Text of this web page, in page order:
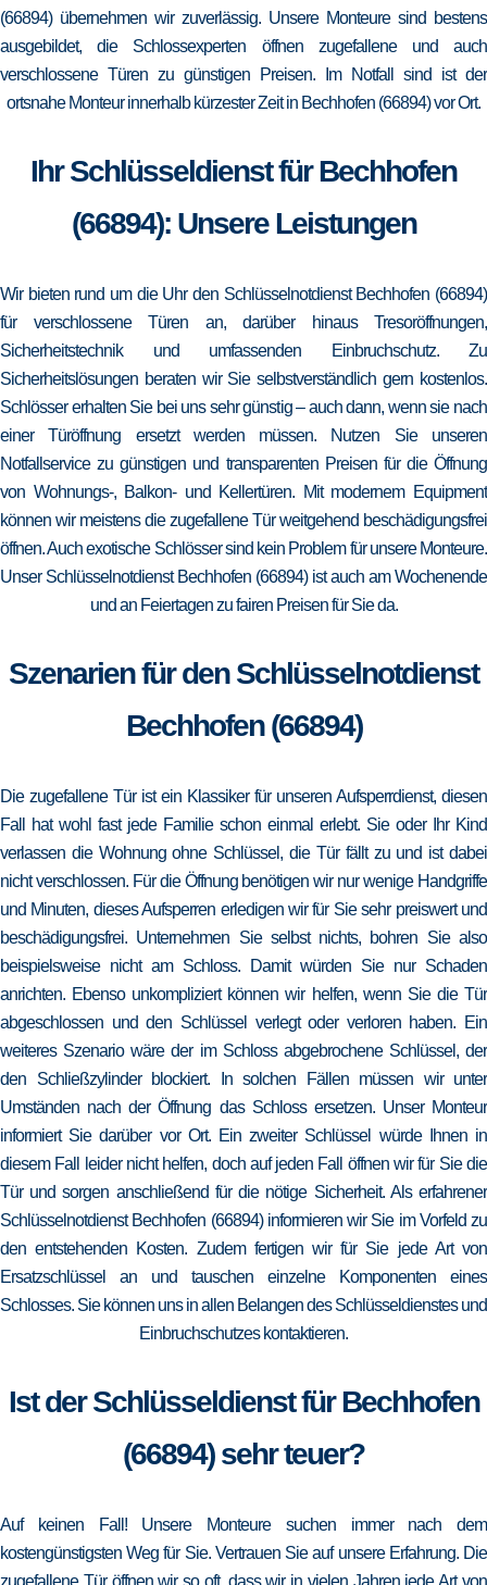
(66894) übernehmen wir zuverlässig. Unsere Monteure sind bestens
ausgebildet, die Schlossexperten öffnen zugefallene und auch
verschlossene Türen zu günstigen Preisen. Im Notfall sind ist der
ortsnahe Monteur innerhalb kürzester Zeit in Bechhofen (66894) vor Ort.
Ihr Schlüsseldienst für Bechhofen
(66894): Unsere Leistungen
Wir bieten rund um die Uhr den Schlüsselnotdienst Bechhofen (66894)
für verschlossene Türen an, darüber hinaus Tresoröffnungen,
Sicherheitstechnik und umfassenden Einbruchschutz. Zu
Sicherheitslösungen beraten wir Sie selbstverständlich gern kostenlos.
Schlösser erhalten Sie bei uns sehr günstig – auch dann, wenn sie nach
einer Türöffnung ersetzt werden müssen. Nutzen Sie unseren
Notfallservice zu günstigen und transparenten Preisen für die Öffnung
von Wohnungs-, Balkon- und Kellertüren. Mit modernem Equipment
können wir meistens die zugefallene Tür weitgehend beschädigungsfrei
öffnen. Auch exotische Schlösser sind kein Problem für unsere Monteure.
Unser Schlüsselnotdienst Bechhofen (66894) ist auch am Wochenende
und an Feiertagen zu fairen Preisen für Sie da.
Szenarien für den Schlüsselnotdienst
Bechhofen (66894)
Die zugefallene Tür ist ein Klassiker für unseren Aufsperrdienst, diesen
Fall hat wohl fast jede Familie schon einmal erlebt. Sie oder Ihr Kind
verlassen die Wohnung ohne Schlüssel, die Tür fällt zu und ist dabei
nicht verschlossen. Für die Öffnung benötigen wir nur wenige Handgriffe
und Minuten, dieses Aufsperren erledigen wir für Sie sehr preiswert und
beschädigungsfrei. Unternehmen Sie selbst nichts, bohren Sie also
beispielsweise nicht am Schloss. Damit würden Sie nur Schaden
anrichten. Ebenso unkompliziert können wir helfen, wenn Sie die Tür
abgeschlossen und den Schlüssel verlegt oder verloren haben. Ein
weiteres Szenario wäre der im Schloss abgebrochene Schlüssel, der
den Schließzylinder blockiert. In solchen Fällen müssen wir unter
Umständen nach der Öffnung das Schloss ersetzen. Unser Monteur
informiert Sie darüber vor Ort. Ein zweiter Schlüssel würde Ihnen in
diesem Fall leider nicht helfen, doch auf jeden Fall öffnen wir für Sie die
Tür und sorgen anschließend für die nötige Sicherheit. Als erfahrener
Schlüsselnotdienst Bechhofen (66894) informieren wir Sie im Vorfeld zu
den entstehenden Kosten. Zudem fertigen wir für Sie jede Art von
Ersatzschlüssel an und tauschen einzelne Komponenten eines
Schlosses. Sie können uns in allen Belangen des Schlüsseldienstes und
Einbruchschutzes kontaktieren.
Ist der Schlüsseldienst für Bechhofen
(66894) sehr teuer?
Auf keinen Fall! Unsere Monteure suchen immer nach dem
kostengünstigsten Weg für Sie. Vertrauen Sie auf unsere Erfahrung. Die
zugefallene Tür öffnen wir so oft, dass wir in vielen Jahren jede Art von